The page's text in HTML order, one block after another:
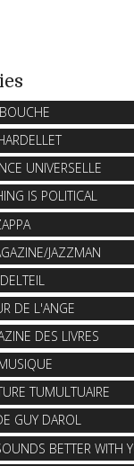
UNIVERSELLE
IS POLITICAL
JAZZMAN
DE L'ANGE
DES LIVRES
TUMULTUAIRE
GUY DAROL
BETTER WITH